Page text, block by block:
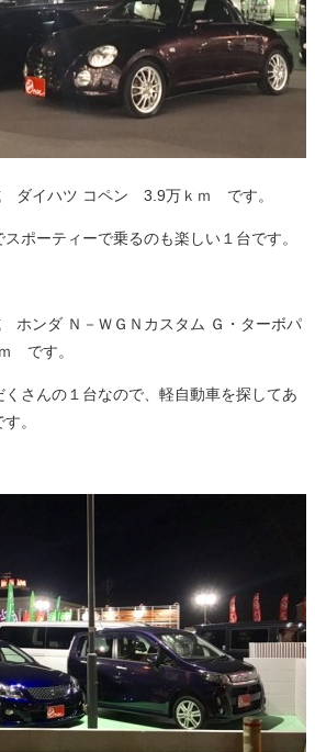
ダイハツ コペン 3.9万ｋｍ です。
ポーティーで乗るのも楽しい１台です。
ホンダ Ｎ－ＷＧＮカスタム Ｇ・ターボパ
です。
くさんの１台なので、軽自動車を探してあ
。